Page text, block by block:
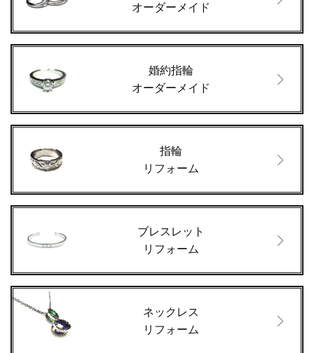
オーダーメイド
婚約指輪
オーダーメイド
指輪
リフォーム
ブレスレット
リフォーム
ネックレス
リフォーム